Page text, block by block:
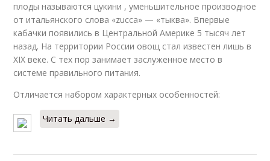
плоды называются цукини , уменьшительное производное
от итальянского слова «zucca» — «тыква». Впервые
кабачки появились в Центральной Америке 5 тысяч лет
назад. На территории России овощ стал известен лишь в
XIX веке. С тех пор занимает заслуженное место в
системе правильного питания.
Отличается набором характерных особенностей:
Читать дальше →